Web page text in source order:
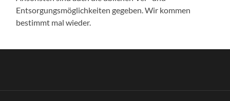
Entsorgungsmöglichkeiten gegeben. Wir kommen
bestimmt mal wieder.